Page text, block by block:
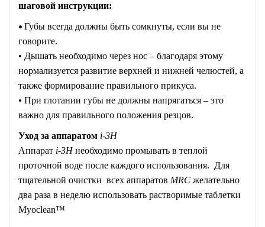
шаговой инструкции:
• Губы всегда должны быть сомкнуты, если вы не
говорите.
• Дышать необходимо через нос – благодаря этому
нормализуется развитие верхней и нижней челюстей, а
также формирование правильного прикуса.
• При глотании губы не должны напрягаться – это
важно для правильного положения резцов.
Уход за аппаратом i-3H
Аппарат i-3Hнеобходимо промывать в теплой
проточной воде после каждого использования. Для
тщательной очистки всех аппаратов MRC желательно
два раза в неделю использовать растворимые таблетки
Myoclean™